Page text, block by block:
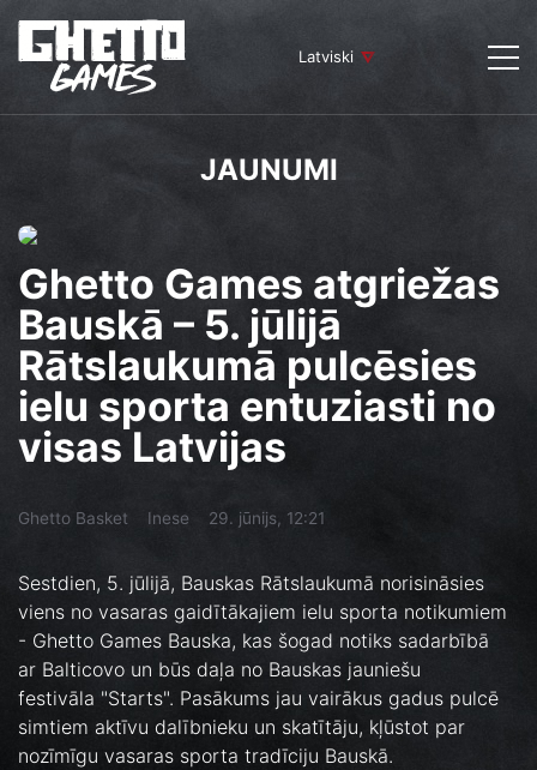
Latviski
JAUNUMI
Ghetto Games atgriežas
Bauskā – 5. jūlijā
Rātslaukumā pulcēsies
ielu sporta entuziasti no
visas Latvijas
Ghetto Basket Inese 29. jūnijs, 12:21
Sestdien, 5. jūlijā, Bauskas Rātslaukumā norisināsies
viens no vasaras gaidītākajiem ielu sporta notikumiem
- Ghetto Games Bauska, kas šogad notiks sadarbībā
ar Balticovo un būs daļa no Bauskas jauniešu
festivāla "Starts". Pasākums jau vairākus gadus pulcē
simtiem aktīvu dalībnieku un skatītāju, kļūstot par
nozīmīgu vasaras sporta tradīciju Bauskā.